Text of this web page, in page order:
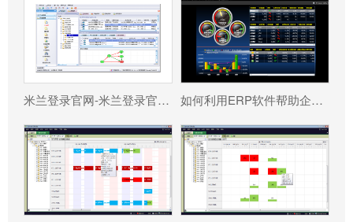
米兰登录官网-米兰登录官网（中国） 分为哪几种类型? 如何利用ERP软件帮助企业更好地规避风险?